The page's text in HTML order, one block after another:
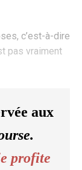
c’est-à-dire
pas vraiment
aux
profite